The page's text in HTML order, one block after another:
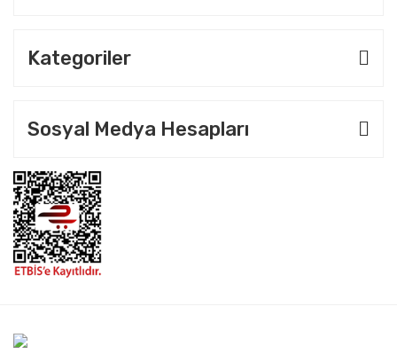
Kategoriler
Sosyal Medya Hesapları